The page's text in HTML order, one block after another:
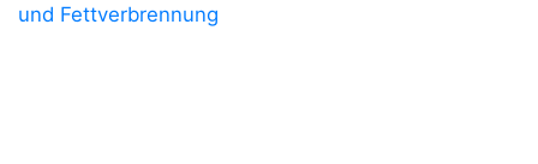
und Fettverbrennung